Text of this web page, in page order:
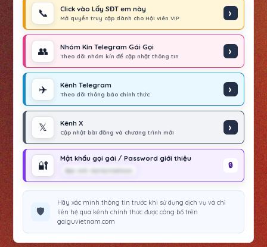
📞 Click vào Lấy SĐT em này
Mở quyền truy cập dành cho Hội viên VIP
👥 Nhóm Kín Telegram Gái Gọi
Theo dõi nhóm kín để cập nhật thông tin
✈️ Kênh Telegram
Theo dõi thông báo chính thức
𝕏 Kênh X
Cập nhật bài đăng và chương trình mới
🔐
Mật khẩu gọi gái / Password giới thiệu
Bạn Anh GaiGuVietNam
🛡️
Hãy xác minh thông tin trước khi sử dụng dịch vụ và chỉ
liên hệ qua kênh chính thức được công bố trên
gaiguvietnam.com